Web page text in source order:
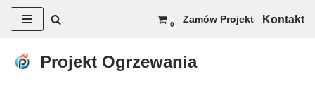
do
0 Zamów Projekt Kontakt
Projekt Ogrzewania